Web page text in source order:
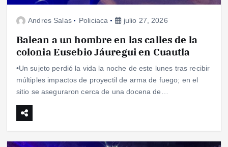
Andres Salas Policiaca julio 27, 2026
Balean a un hombre en las calles de la
colonia Eusebio Jáuregui en Cuautla
•Un sujeto perdió la vida la noche de este lunes tras recibir
múltiples impactos de proyectil de arma de fuego; en el
sitio se aseguraron cerca de una docena de…